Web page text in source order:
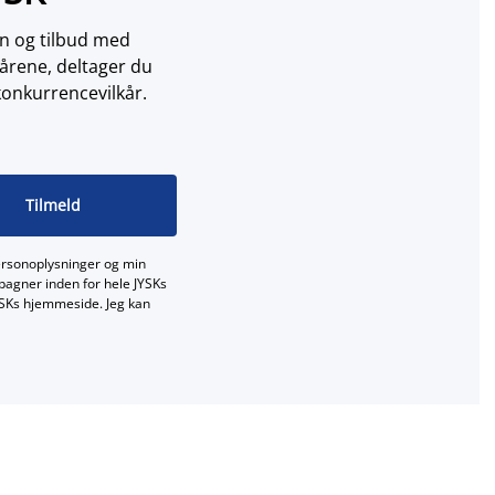
og tilbud med
deltager du
Tilmeld
og min
inden for hele JYSKs
hjemmeside. Jeg kan